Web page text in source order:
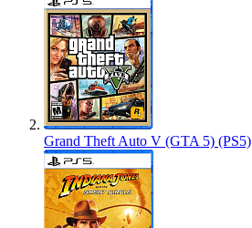
Grand Theft Auto V (GTA 5) (PS5)